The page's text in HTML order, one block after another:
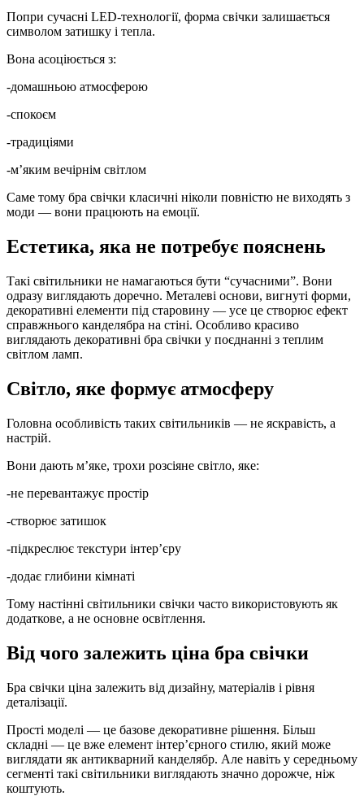
Попри сучасні LED-технології, форма свічки залишається
символом затишку і тепла.
Вона асоціюється з:
-домашньою атмосферою
-спокоєм
-традиціями
-м’яким вечірнім світлом
Саме тому бра свічки класичні ніколи повністю не виходять з
моди — вони працюють на емоції.
Естетика, яка не потребує пояснень
Такі світильники не намагаються бути “сучасними”. Вони
одразу виглядають доречно. Металеві основи, вигнуті форми,
декоративні елементи під старовину — усе це створює ефект
справжнього канделябра на стіні. Особливо красиво
виглядають декоративні бра свічки у поєднанні з теплим
світлом ламп.
Світло, яке формує атмосферу
Головна особливість таких світильників — не яскравість, а
настрій.
Вони дають м’яке, трохи розсіяне світло, яке:
-не перевантажує простір
-створює затишок
-підкреслює текстури інтер’єру
-додає глибини кімнаті
Тому настінні світильники свічки часто використовують як
додаткове, а не основне освітлення.
Від чого залежить ціна бра свічки
Бра свічки ціна залежить від дизайну, матеріалів і рівня
деталізації.
Прості моделі — це базове декоративне рішення. Більш
складні — це вже елемент інтер’єрного стилю, який може
виглядати як антикварний канделябр. Але навіть у середньому
сегменті такі світильники виглядають значно дорожче, ніж
коштують.